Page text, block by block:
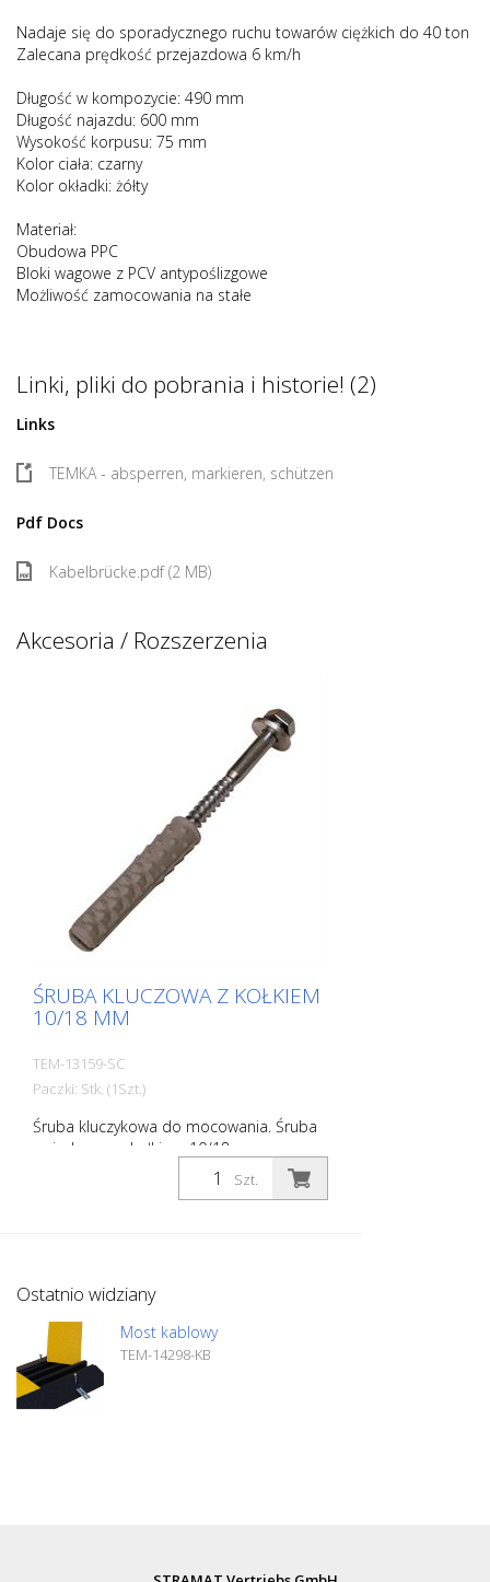
Nadaje się do sporadycznego ruchu towarów ciężkich do 40 ton
Zalecana prędkość przejazdowa 6 km/h
Długość w kompozycie: 490 mm
Długość najazdu: 600 mm
Wysokość korpusu: 75 mm
Kolor ciała: czarny
Kolor okładki: żółty
Materiał:
Obudowa PPC
Bloki wagowe z PCV antypoślizgowe
Możliwość zamocowania na stałe
Linki, pliki do pobrania i historie! (2)
Links
TEMKA - absperren, markieren, schützen
Pdf Docs
Kabelbrücke.pdf (2 MB)
Akcesoria / Rozszerzenia
ŚRUBA KLUCZOWA Z KOŁKIEM
10/18 MM
TEM-13159-SC
Paczki: Stk. (1Szt.)
Śruba kluczykowa do mocowania. Śruba
pojedyncza z kołkiem 10/18 mm
Szt.
Ostatnio widziany
Most kablowy
TEM-14298-KB